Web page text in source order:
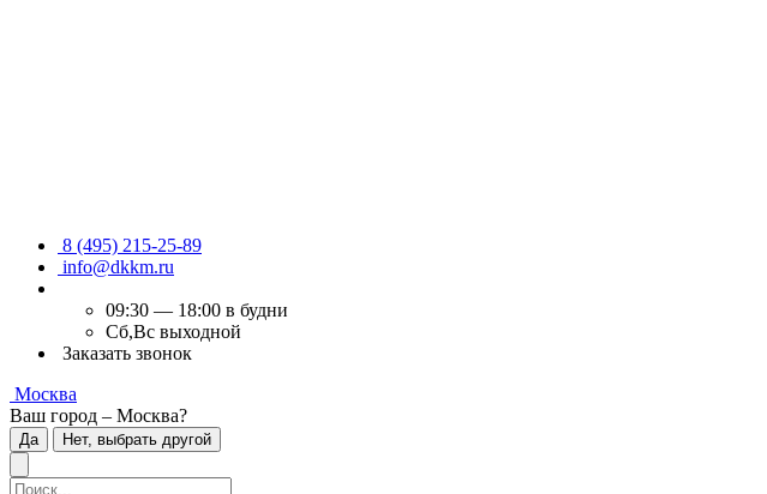
8 (495) 215-25-89
info@dkkm.ru
09:30 — 18:00 в будни
Сб,Вс выходной
Заказать звонок
Москва
Ваш город – Москва?
Да Нет, выбрать другой